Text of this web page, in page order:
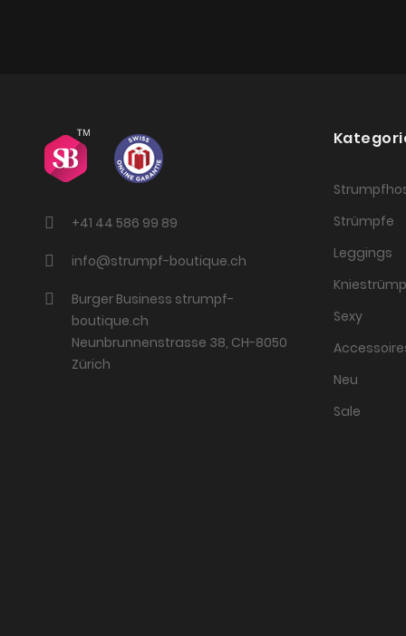
+41 44 586 99 89
info@strumpf-boutique.ch
Burger Business strumpf-
boutique.ch
Neunbrunnenstrasse 38, CH-8050
Zürich
Strümpfe
Leggings
Sexy
Neu
Sale